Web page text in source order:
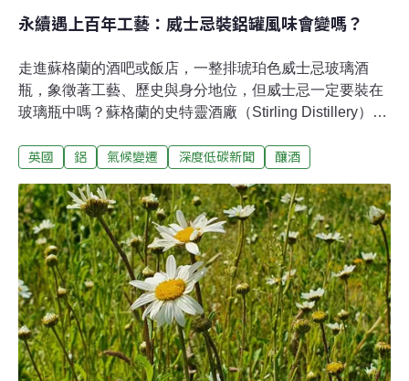
永續遇上百年工藝：威士忌裝鋁罐風味會變嗎？
走進蘇格蘭的酒吧或飯店，一整排琥珀色威士忌玻璃酒
瓶，象徵著工藝、歷史與身分地位，但威士忌一定要裝在
玻璃瓶中嗎？蘇格蘭的史特靈酒廠（Stirling Distillery）正
形碳排在威士忌產業，玻璃瓶不只是容器，更是品牌美學
報》報導，許多蘇格蘭釀酒商積極宣揚其再生能源的轉型
應用，但玻璃瓶的碳足跡仍占了一大部分。一個標準尺寸
的玻璃瓶，重量就跟它盛裝的威士忌一樣。南安普敦大學
（Southampton University）研究比較了回收鋁、再生與
原生玻璃、塑膠瓶的環境足跡，發現回收鋁的表現最佳，
原生玻璃的環境衝擊則最大。《衛報》指出，鋁罐的重量
比玻璃瓶輕九成，瓶身也薄得多，不僅能降低運輸成本與
能源消耗，回收也更加容易。鋁罐是否會影響風味？
英國 鋁 氣候變遷 深度低碳新聞 釀酒